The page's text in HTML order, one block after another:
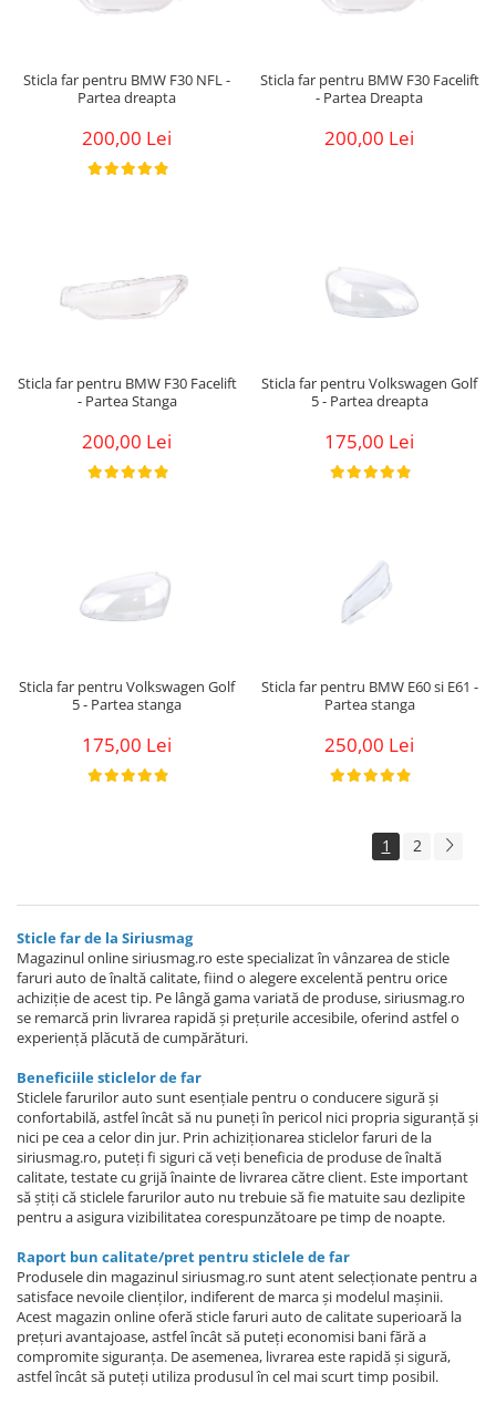
Sticla far pentru BMW F30 NFL -
Partea dreapta
200,00 Lei
Sticla far pentru BMW F30 Facelift
- Partea Dreapta
200,00 Lei
Sticla far pentru BMW F30 Facelift
- Partea Stanga
200,00 Lei
Sticla far pentru Volkswagen Golf
5 - Partea dreapta
175,00 Lei
Sticla far pentru Volkswagen Golf
5 - Partea stanga
175,00 Lei
Sticla far pentru BMW E60 si E61 -
Partea stanga
250,00 Lei
1 2
Sticle far de la Siriusmag
Magazinul online siriusmag.ro este specializat în vânzarea de sticle
faruri auto de înaltă calitate, fiind o alegere excelentă pentru orice
achiziție de acest tip. Pe lângă gama variată de produse, siriusmag.ro
se remarcă prin livrarea rapidă și prețurile accesibile, oferind astfel o
experiență plăcută de cumpărături.
Beneficiile sticlelor de far
Sticlele farurilor auto sunt esențiale pentru o conducere sigură și
confortabilă, astfel încât să nu puneți în pericol nici propria siguranță și
nici pe cea a celor din jur. Prin achiziționarea sticlelor faruri de la
siriusmag.ro, puteți fi siguri că veți beneficia de produse de înaltă
calitate, testate cu grijă înainte de livrarea către client. Este important
să știți că sticlele farurilor auto nu trebuie să fie matuite sau dezlipite
pentru a asigura vizibilitatea corespunzătoare pe timp de noapte.
Raport bun calitate/pret pentru sticlele de far
Produsele din magazinul siriusmag.ro sunt atent selecționate pentru a
satisface nevoile clienților, indiferent de marca și modelul mașinii.
Acest magazin online oferă sticle faruri auto de calitate superioară la
prețuri avantajoase, astfel încât să puteți economisi bani fără a
compromite siguranța. De asemenea, livrarea este rapidă și sigură,
astfel încât să puteți utiliza produsul în cel mai scurt timp posibil.